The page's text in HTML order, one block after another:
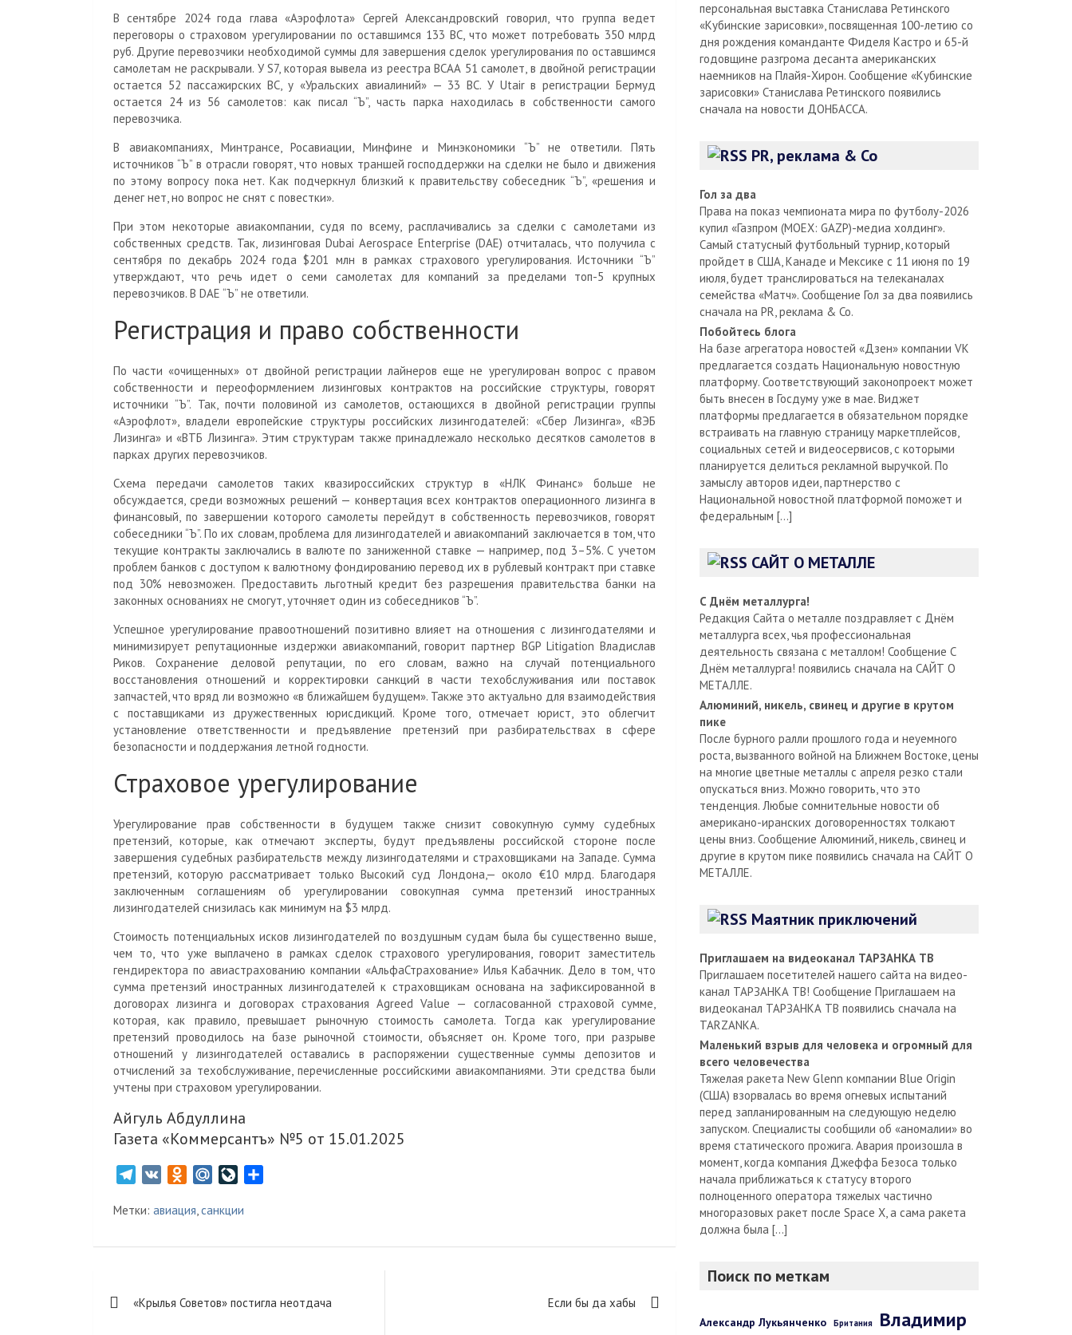
В сентябре 2024 года глава «Аэрофлота» Сергей Александровский говорил, что группа ведет
переговоры о страховом урегулировании по оставшимся 133 ВС, что может потребовать 350 млрд
руб. Другие перевозчики необходимой суммы для завершения сделок урегулирования по оставшимся
самолетам не раскрывали. У S7, которая вывела из реестра ВСАА 51 самолет, в двойной регистрации
остается 52 пассажирских ВС, у «Уральских авиалиний» — 33 ВС. У Utair в регистрации Бермуд
остается 24 из 56 самолетов: как писал “Ъ”, часть парка находилась в собственности самого
перевозчика.
В авиакомпаниях, Минтрансе, Росавиации, Минфине и Минэкономики “Ъ” не ответили. Пять
источников “Ъ” в отрасли говорят, что новых траншей господдержки на сделки не было и движения
по этому вопросу пока нет. Как подчеркнул близкий к правительству собеседник “Ъ”, «решения и
денег нет, но вопрос не снят с повестки».
При этом некоторые авиакомпании, судя по всему, расплачивались за сделки с самолетами из
собственных средств. Так, лизинговая Dubai Aerospace Enterprise (DAE) отчиталась, что получила с
сентября по декабрь 2024 года $201 млн в рамках страхового урегулирования. Источники “Ъ”
утверждают, что речь идет о семи самолетах для компаний за пределами топ-5 крупных
перевозчиков. В DAE “Ъ” не ответили.
Регистрация и право собственности
По части «очищенных» от двойной регистрации лайнеров еще не урегулирован вопрос с правом
собственности и переоформлением лизинговых контрактов на российские структуры, говорят
источники “Ъ”. Так, почти половиной из самолетов, остающихся в двойной регистрации группы
«Аэрофлот», владели европейские структуры российских лизингодателей: «Сбер Лизинга», «ВЭБ
Лизинга» и «ВТБ Лизинга». Этим структурам также принадлежало несколько десятков самолетов в
парках других перевозчиков.
Схема передачи самолетов таких квазироссийских структур в «НЛК Финанс» больше не
обсуждается, среди возможных решений — конвертация всех контрактов операционного лизинга в
финансовый, по завершении которого самолеты перейдут в собственность перевозчиков, говорят
собеседники “Ъ”. По их словам, проблема для лизингодателей и авиакомпаний заключается в том, что
текущие контракты заключались в валюте по заниженной ставке — например, под 3–5%. С учетом
проблем банков с доступом к валютному фондированию перевод их в рублевый контракт при ставке
под 30% невозможен. Предоставить льготный кредит без разрешения правительства банки на
законных основаниях не смогут, уточняет один из собеседников “Ъ”.
Успешное урегулирование правоотношений позитивно влияет на отношения с лизингодателями и
минимизирует репутационные издержки авиакомпаний, говорит партнер BGP Litigation Владислав
Риков. Сохранение деловой репутации, по его словам, важно на случай потенциального
восстановления отношений и корректировки санкций в части техобслуживания или поставок
запчастей, что вряд ли возможно «в ближайшем будущем». Также это актуально для взаимодействия
с поставщиками из дружественных юрисдикций. Кроме того, отмечает юрист, это облегчит
установление ответственности и предъявление претензий при разбирательствах в сфере
безопасности и поддержания летной годности.
Страховое урегулирование
Урегулирование прав собственности в будущем также снизит совокупную сумму судебных
претензий, которые, как отмечают эксперты, будут предъявлены российской стороне после
завершения судебных разбирательств между лизингодателями и страховщиками на Западе. Сумма
претензий, которую рассматривает только Высокий суд Лондона,— около €10 млрд. Благодаря
заключенным соглашениям об урегулировании совокупная сумма претензий иностранных
лизингодателей снизилась как минимум на $3 млрд.
Стоимость потенциальных исков лизингодателей по воздушным судам была бы существенно выше,
чем то, что уже выплачено в рамках сделок страхового урегулирования, говорит заместитель
гендиректора по авиастрахованию компании «АльфаСтрахование» Илья Кабачник. Дело в том, что
сумма претензий иностранных лизингодателей к страховщикам основана на зафиксированной в
договорах лизинга и договорах страхования Agreed Value — согласованной страховой сумме,
которая, как правило, превышает рыночную стоимость самолета. Тогда как урегулирование
претензий проводилось на базе рыночной стоимости, объясняет он. Кроме того, при разрыве
отношений у лизингодателей оставались в распоряжении существенные суммы депозитов и
отчислений за техобслуживание, перечисленные российскими авиакомпаниями. Эти средства были
учтены при страховом урегулировании.
Айгуль Абдуллина
Газета «Коммерсантъ» №5 от 15.01.2025
l
g
m
n
k
s
M
i
.
v
J
r
а
т
Метки: авиация,санкции
по
«Крылья Советов» постигла неотдача Если бы да хабы
персональная выставка Станислава Ретинского
«Кубинские зарисовки», посвященная 100-летию со
дня рождения команданте Фиделя Кастро и 65-й
годовщине разгрома десанта американских
наемников на Плайя-Хирон. Сообщение «Кубинские
зарисовки» Станислава Ретинского появились
сначала на новости ДОНБАССА.
PR, реклама & Co
Гол за два
Права на показ чемпионата мира по футболу-2026
купил «Газпром (MOEX: GAZP)-медиа холдинг».
Самый статусный футбольный турнир, который
пройдет в США, Канаде и Мексике с 11 июня по 19
июля, будет транслироваться на телеканалах
семейства «Матч». Сообщение Гол за два появились
сначала на PR, реклама & Co.
Побойтесь блога
На базе агрегатора новостей «Дзен» компании VK
предлагается создать Национальную новостную
платформу. Соответствующий законопроект может
быть внесен в Госдуму уже в мае. Виджет
платформы предлагается в обязательном порядке
встраивать на главную страницу маркетплейсов,
социальных сетей и видеосервисов, с которыми
планируется делиться рекламной выручкой. По
замыслу авторов идеи, партнерство с
Национальной новостной платформой поможет и
федеральным […]
САЙТ О МЕТАЛЛЕ
С Днём металлурга!
Редакция Сайта о металле поздравляет с Днём
металлурга всех, чья профессиональная
деятельность связана с металлом! Сообщение С
Днём металлурга! появились сначала на САЙТ О
МЕТАЛЛЕ.
Алюминий, никель, свинец и другие в крутом
пике
После бурного ралли прошлого года и неуемного
роста, вызванного войной на Ближнем Востоке, цены
на многие цветные металлы с апреля резко стали
опускаться вниз. Можно говорить, что это
тенденция. Любые сомнительные новости об
американо-иранских договоренностях толкают
цены вниз. Сообщение Алюминий, никель, свинец и
другие в крутом пике появились сначала на САЙТ О
МЕТАЛЛЕ.
Маятник приключений
Приглашаем на видеоканал ТАРЗАНКА ТВ
Приглашаем посетителей нашего сайта на видео-
канал ТАРЗАНКА ТВ! Сообщение Приглашаем на
видеоканал ТАРЗАНКА ТВ появились сначала на
TARZANKA.
Маленький взрыв для человека и огромный для
всего человечества
Тяжелая ракета New Glenn компании Blue Origin
(США) взорвалась во время огневых испытаний
перед запланированным на следующую неделю
запуском. Специалисты сообщили об «аномалии» во
время статического прожига. Авария произошла в
момент, когда компания Джеффа Безоса только
начала приближаться к статусу второго
полноценного оператора тяжелых частично
многоразовых ракет после Space X, а сама ракета
должна была […]
Поиск по меткам
Александр Лукьянченко Британия Владимир